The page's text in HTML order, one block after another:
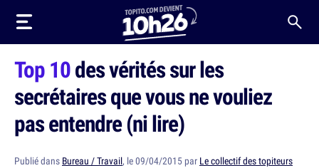
Top 10des vérités sur les
secrétaires que vous ne vouliez
pas entendre (ni lire)
Publié dans Bureau / Travail, le 09/04/2015 par Le collectif des topiteurs